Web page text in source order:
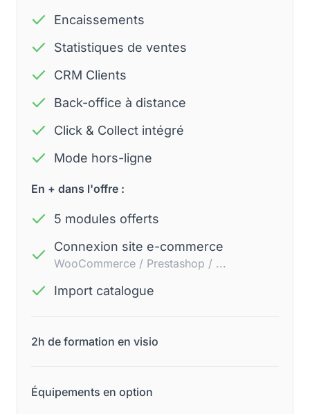
Encaissements
Statistiques de ventes
CRM Clients
Back-office à distance
Click & Collect intégré
Mode hors-ligne
En + dans l'offre :
5 modules offerts
Connexion site e-commerce
WooCommerce / Prestashop / ...
Import catalogue
2h de formation en visio
Équipements en option